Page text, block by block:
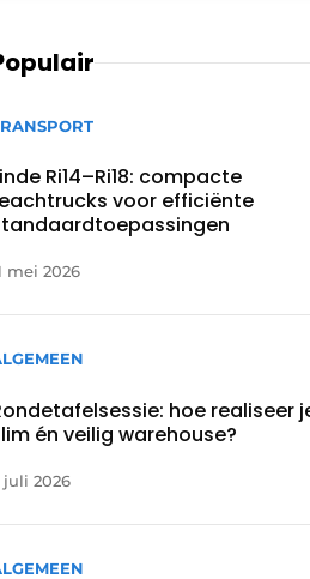
Ri14–Ri18: compacte
voor efficiënte
mei 2026
hoe realiseer
én veilig warehouse?
juli 2026